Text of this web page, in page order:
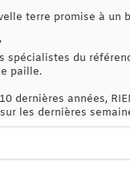
terre promise à un
spécialistes du
paille.
dernières années,
les dernières